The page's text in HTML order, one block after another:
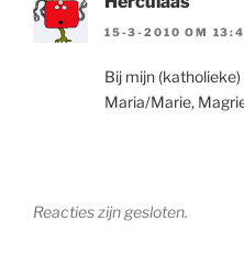
15-3-2010 OM
Bij mijn
Maria/Marie,
Reacties zijn gesloten.